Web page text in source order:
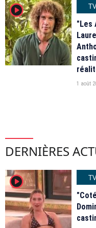
player2
TV
"Les
1 août
DERNIÈRES
player2
TV